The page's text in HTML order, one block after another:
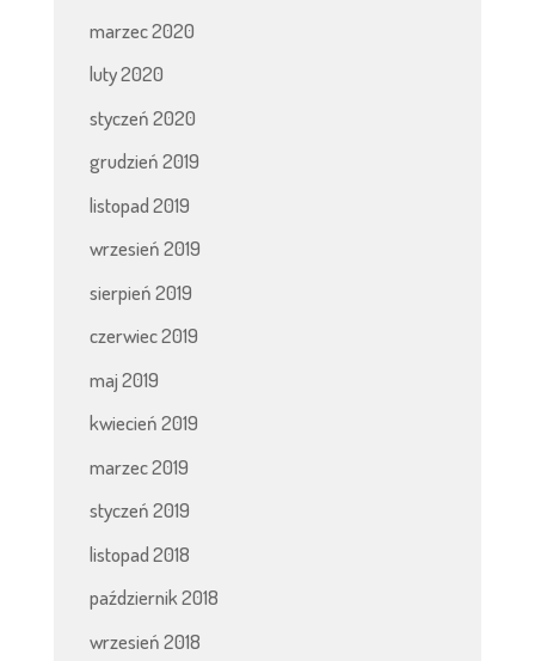
marzec 2020
luty 2020
styczeń 2020
grudzień 2019
listopad 2019
wrzesień 2019
sierpień 2019
czerwiec 2019
maj 2019
kwiecień 2019
marzec 2019
styczeń 2019
listopad 2018
październik 2018
wrzesień 2018